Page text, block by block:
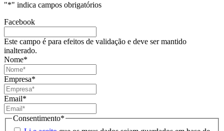
"*" indica campos obrigatórios
Facebook
Este campo é para efeitos de validação e deve ser mantido
inalterado.
Nome*
Empresa*
Email*
Consentimento*